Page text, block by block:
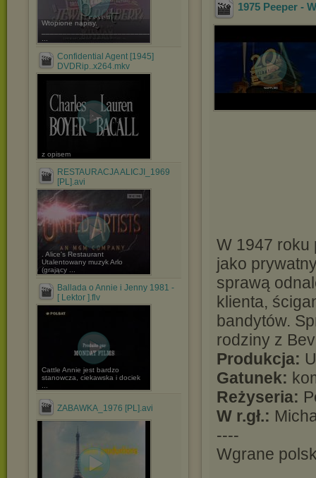
Wtopione napisy.
____________________________________
Confidential Agent [1945]
DVDRip..x264.mkv
z opisem
RESTAURACJA ALICJI_1969
[PL].avi
. Alice's Restaurant
Utalentowany muzyk Arlo
(grający ...
Ballada o Annie i Jenny 1981 -
[ Lektor ].flv
Cattle Annie jest bardzo
stanowcza, ciekawska i dociek
ZABAWKA_1976 [PL].avi
1975 Peeper -
W 1947 roku
jako
sprawą
klienta,
bandytów.
rodziny z
Produkcja:
Gatunek:
Reżyseria:
W r.gł.:
----
Wgrane